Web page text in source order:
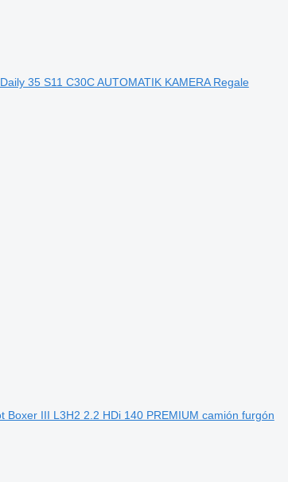
35 S11 C30C AUTOMATIK KAMERA Regale
Boxer III L3H2 2.2 HDi 140 PREMIUM camión furgón